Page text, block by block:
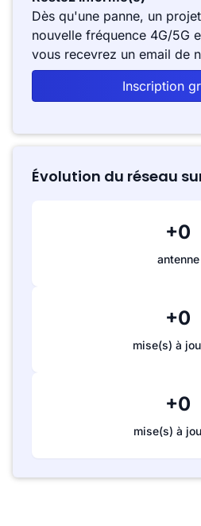
Dès qu'une panne, un
nouvelle fréquence 4G/5G
vous recevrez un email de
Inscription
Évolution du réseau
+0
antenne
+0
mise(s) à
+0
mise(s) à